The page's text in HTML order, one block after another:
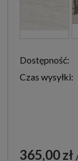
Dostępność:
Czas wysyłki:
365,00 zł